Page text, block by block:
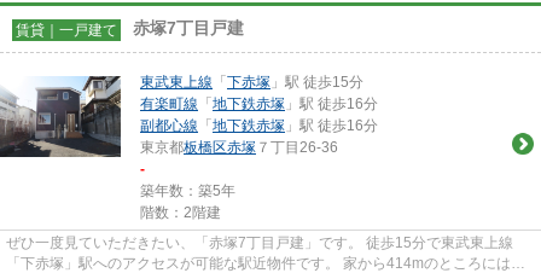
賃貸｜一戸建て 赤塚7丁目戸建
東武東上線 「 下赤塚 」駅 徒歩15分
有楽町線 「 地下鉄赤塚 」駅 徒歩16分
副都心線 「 地下鉄赤塚 」駅 徒歩16分
東京都板橋区赤塚 ７丁目26-36
-
築年数：築5年
階数：2階建
ぜひ一度見ていただきたい、「赤塚7丁目戸建」です。 徒歩15分で東武東上線
「下赤塚」駅へのアクセスが可能な駅近物件です。 家から414mのところには楠